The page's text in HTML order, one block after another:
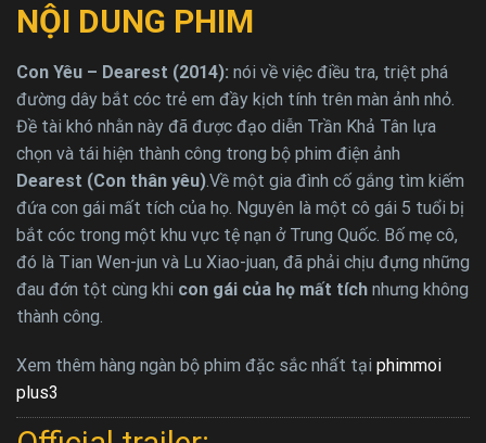
NỘI DUNG PHIM
Con Yêu – Dearest (2014): nói về việc điều tra, triệt phá
đường dây bắt cóc trẻ em đầy kịch tính trên màn ảnh nhỏ.
Đề tài khó nhằn này đã được đạo diễn Trần Khả Tân lựa
chọn và tái hiện thành công trong bộ phim điện ảnh
Dearest (Con thân yêu).Về một gia đình cố gắng tìm kiếm
đứa con gái mất tích của họ. Nguyên là một cô gái 5 tuổi bị
bắt cóc trong một khu vực tệ nạn ở Trung Quốc. Bố mẹ cô,
đó là Tian Wen-jun và Lu Xiao-juan, đã phải chịu đựng những
đau đớn tột cùng khi con gái của họ mất tích nhưng không
thành công.
Xem thêm hàng ngàn bộ phim đặc sắc nhất tại phimmoi
plus3